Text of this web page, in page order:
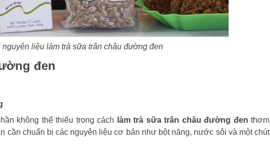
nguyên liệu làm trà sữa trân châu đường đen
đen
không thể thiếu trong cách
làm trà sữa trân châu đường đen thơm
cần chuẩn bị các nguyên liệu cơ bản như bột năng, nước sôi và một chút